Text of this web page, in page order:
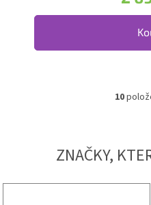
10
ZNAČKY,